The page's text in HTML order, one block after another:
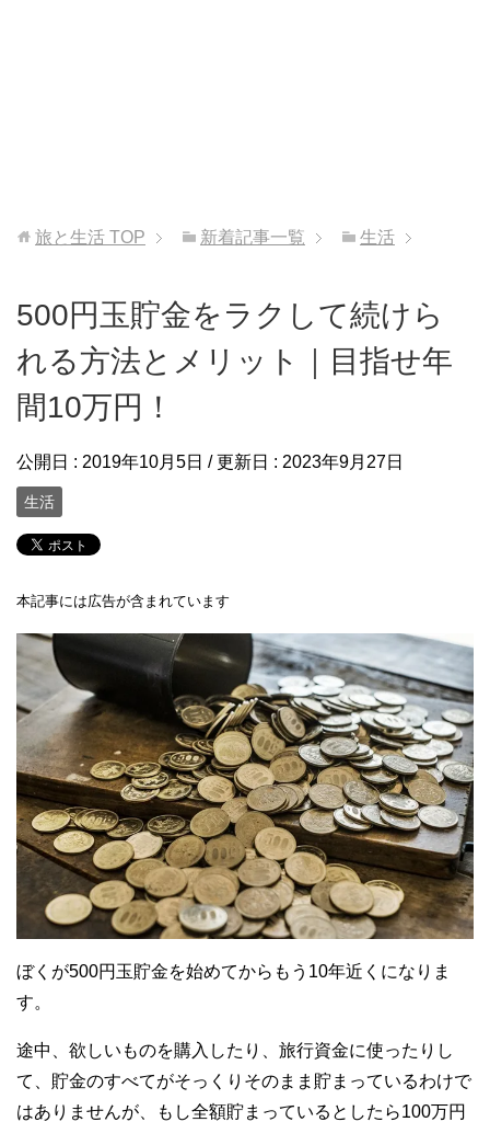
旅と生活 TOP 新着記事一覧 生活
500円玉貯金をラクして続けら
れる方法とメリット｜目指せ年
間10万円！
公開日 : 2019年10月5日 / 更新日 : 2023年9月27日
生活
本記事には広告が含まれています
ぼくが500円玉貯金を始めてからもう10年近くになりま
す。
途中、欲しいものを購入したり、旅行資金に使ったりし
て、貯金のすべてがそっくりそのまま貯まっているわけで
はありませんが、もし全額貯まっているとしたら100万円